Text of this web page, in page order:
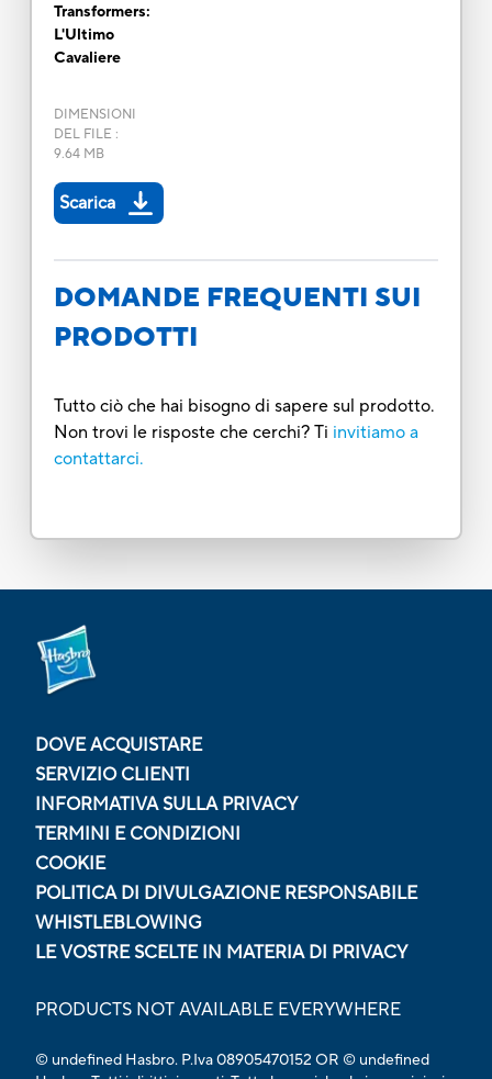
Transformers:
L'Ultimo
Cavaliere
DIMENSIONI
DEL FILE :
9.64 MB
Scarica
DOMANDE FREQUENTI SUI
PRODOTTI
Tutto ciò che hai bisogno di sapere sul prodotto.
Non trovi le risposte che cerchi? Ti invitiamo a
contattarci.
DOVE ACQUISTARE
SERVIZIO CLIENTI
INFORMATIVA SULLA PRIVACY
TERMINI E CONDIZIONI
COOKIE
POLITICA DI DIVULGAZIONE RESPONSABILE
WHISTLEBLOWING
LE VOSTRE SCELTE IN MATERIA DI PRIVACY
PRODUCTS NOT AVAILABLE EVERYWHERE
© undefined Hasbro. P.Iva 08905470152 OR © undefined